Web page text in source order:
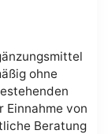
ohne
Einnahme von
Beratung